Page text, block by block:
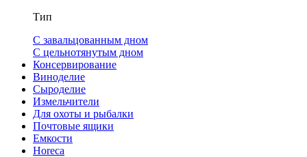
Тип
С завальцованным дном
С цельнотянутым дном
Консервирование
Виноделие
Сыроделие
Измельчители
Для охоты и рыбалки
Почтовые ящики
Емкости
Horeca